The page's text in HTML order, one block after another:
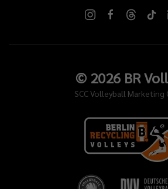
© 2026BR
SCC Volleyball Marketing